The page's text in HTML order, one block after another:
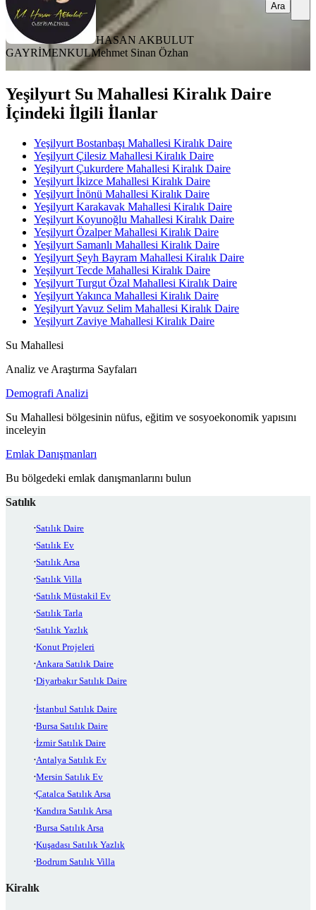
HASAN AKBULUT
GAYRİMENKULMehmet Sinan Özhan
Ara
Yeşilyurt Su Mahallesi Kiralık Daire
İçindeki İlgili İlanlar
Yeşilyurt Bostanbaşı Mahallesi Kiralık Daire
Yeşilyurt Çilesiz Mahallesi Kiralık Daire
Yeşilyurt Çukurdere Mahallesi Kiralık Daire
Yeşilyurt İkizce Mahallesi Kiralık Daire
Yeşilyurt İnönü Mahallesi Kiralık Daire
Yeşilyurt Karakavak Mahallesi Kiralık Daire
Yeşilyurt Koyunoğlu Mahallesi Kiralık Daire
Yeşilyurt Özalper Mahallesi Kiralık Daire
Yeşilyurt Samanlı Mahallesi Kiralık Daire
Yeşilyurt Şeyh Bayram Mahallesi Kiralık Daire
Yeşilyurt Tecde Mahallesi Kiralık Daire
Yeşilyurt Turgut Özal Mahallesi Kiralık Daire
Yeşilyurt Yakınca Mahallesi Kiralık Daire
Yeşilyurt Yavuz Selim Mahallesi Kiralık Daire
Yeşilyurt Zaviye Mahallesi Kiralık Daire
Su Mahallesi
Analiz ve Araştırma Sayfaları
Demografi Analizi
Su Mahallesi bölgesinin nüfus, eğitim ve sosyoekonomik yapısını
inceleyin
Emlak Danışmanları
Bu bölgedeki emlak danışmanlarını bulun
Satılık
Satılık Daire
Satılık Ev
Satılık Arsa
Satılık Villa
Satılık Müstakil Ev
Satılık Tarla
Satılık Yazlık
Konut Projeleri
Ankara Satılık Daire
Diyarbakır Satılık Daire
İstanbul Satılık Daire
Bursa Satılık Daire
İzmir Satılık Daire
Antalya Satılık Ev
Mersin Satılık Ev
Çatalca Satılık Arsa
Kandıra Satılık Arsa
Bursa Satılık Arsa
Kuşadası Satılık Yazlık
Bodrum Satılık Villa
Kiralık